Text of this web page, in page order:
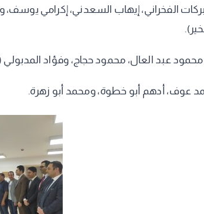
الفخراني، إيهاب السعدني، إكرامي
عبد العال، محمود حجاج، وفؤاد المدبولي
عوف، أدهم أبو خطوة، ومحمد أبو زهرة.